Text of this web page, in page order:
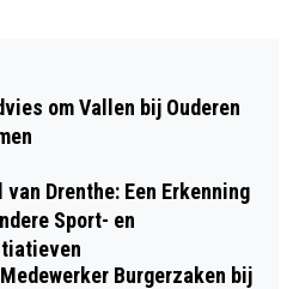
om Vallen bij Ouderen
van Drenthe: Een Erkenning
Sport- en
Burgerzaken bij